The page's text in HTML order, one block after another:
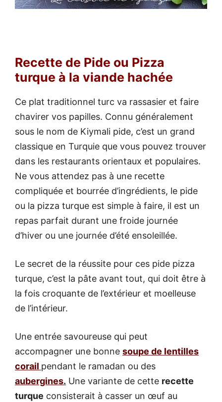
Recette de Pide ou Pizza
turque à la viande hachée
Ce plat traditionnel turc va rassasier et faire
chavirer vos papilles. Connu généralement
sous le nom de Kiymali pide, c’est un grand
classique en Turquie que vous pouvez trouver
dans les restaurants orientaux et populaires.
Ne vous attendez pas à une recette
compliquée et bourrée d’ingrédients, le pide
ou la pizza turque est simple à faire, il est un
repas parfait durant une froide journée
d’hiver ou une journée d’été ensoleillée.
Le secret de la réussite pour ces pide pizza
turque, c’est la pâte avant tout, qui doit être à
la fois croquante de l’extérieur et moelleuse
de l’intérieur.
Une entrée savoureuse qui peut
accompagner une bonne soupe de lentilles
corail pendant le ramadan ou des
aubergines. Une variante de cette recette
turque consisterait à casser un œuf au